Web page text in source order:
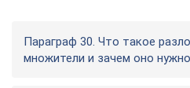
Параграф 30. Что такое
множители и зачем оно нужно